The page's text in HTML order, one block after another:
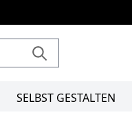
SELBST GESTALTEN